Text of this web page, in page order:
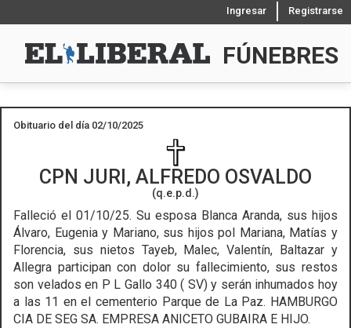
Ingresar Registrarse
FÚNEBRES
Obituario del día 02/10/2025
CPN JURI, ALFREDO OSVALDO
(q.e.p.d.)
Falleció el 01/10/25. Su esposa Blanca Aranda, sus hijos
Álvaro, Eugenia y Mariano, sus hijos pol Mariana, Matías y
Florencia, sus nietos Tayeb, Malec, Valentín, Baltazar y
Allegra participan con dolor su fallecimiento, sus restos
son velados en P L Gallo 340 ( SV) y serán inhumados hoy
a las 11 en el cementerio Parque de La Paz. HAMBURGO
CIA DE SEG SA. EMPRESA ANICETO GUBAIRA E HIJO.